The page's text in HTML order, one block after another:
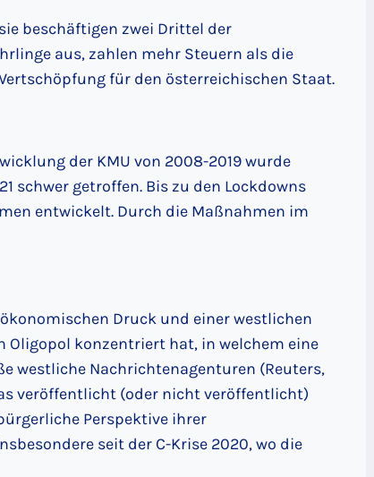
beschäftigen zwei Drittel der
aus, zahlen mehr Steuern als die
für den österreichischen Staat.
der KMU von 2008-2019 wurde
schwer getroffen. Bis zu den Lockdowns
entwickelt. Durch die Maßnahmen im
Druck und einer westlichen
Oligopol konzentriert hat, in welchem eine
westliche Nachrichtenagenturen (Reuters,
veröffentlicht (oder nicht veröffentlicht)
Perspektive ihrer
seit der C-Krise 2020, wo die